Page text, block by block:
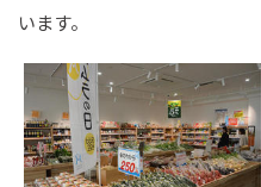
います。